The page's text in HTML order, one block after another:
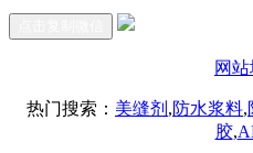
网
热门搜索： 美缝剂 ,防水浆料,
胶,